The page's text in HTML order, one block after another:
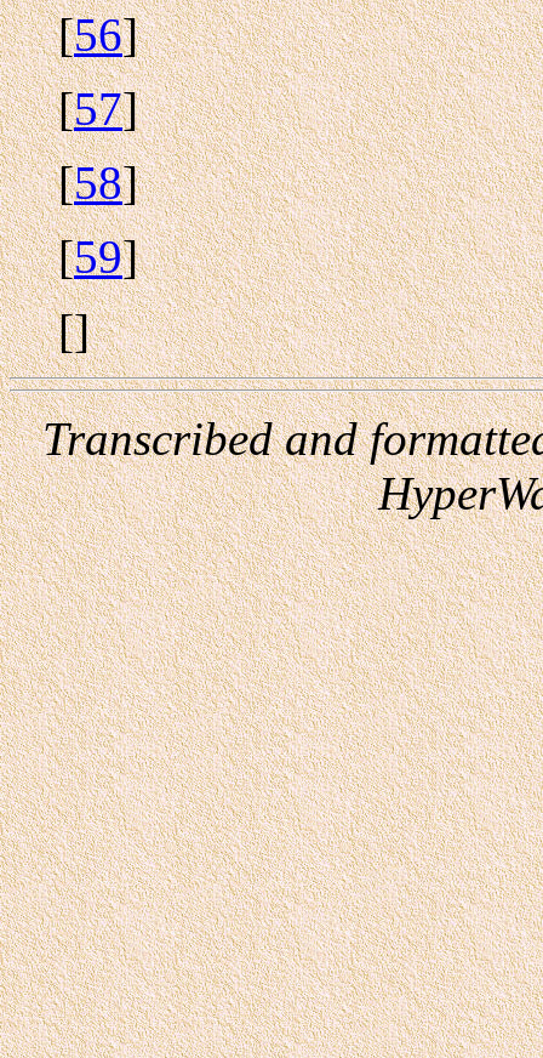
[56]
[57]
[58]
[59]
[]
Transcribed and